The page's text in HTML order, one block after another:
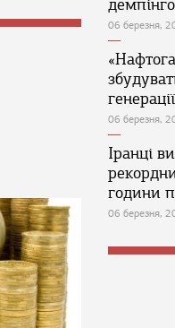
06 березня,
06 березня,
Іранці
години
06 березня,